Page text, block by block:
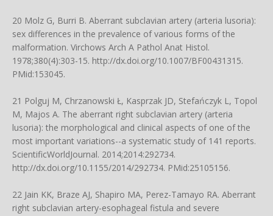
20 Molz G, Burri B. Aberrant subclavian artery (arteria lusoria):
sex differences in the prevalence of various forms of the
malformation. Virchows Arch A Pathol Anat Histol.
1978;380(4):303-15. http://dx.doi.org/10.1007/BF00431315.
PMid:153045.
21 Polguj M, Chrzanowski Ł, Kasprzak JD, Stefańczyk L, Topol
M, Majos A. The aberrant right subclavian artery (arteria
lusoria): the morphological and clinical aspects of one of the
most important variations--a systematic study of 141 reports.
ScientificWorldJournal. 2014;2014:292734.
http://dx.doi.org/10.1155/2014/292734. PMid:25105156.
22 Jain KK, Braze AJ, Shapiro MA, Perez-Tamayo RA. Aberrant
right subclavian artery-esophageal fistula and severe